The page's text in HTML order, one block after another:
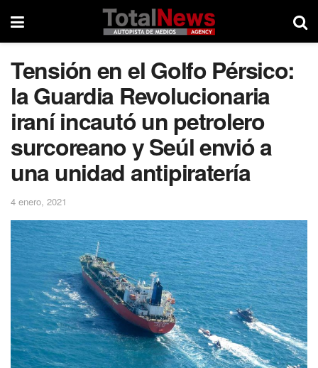
Tensión en el Golfo Pérsico:
la Guardia Revolucionaria
iraní incautó un petrolero
surcoreano y Seúl envió a
una unidad antipiratería
4 enero, 2021